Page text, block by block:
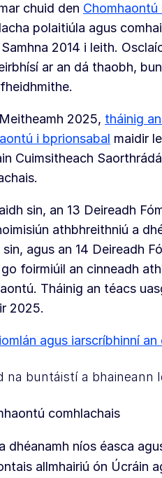
chuid den Chomhaontú
polaitiúla agus
2014 i leith.
ar an dá thaobh,
2025, tháinig
i bprionsabal maidir
Cuimsitheach
sin, an 13 Deireadh
athbhreithniú a
agus an 14 Deireadh
foirmiúil an cinneadh
Tháinig an téacs
2025.
agus iarscríbhinní
na buntáistí a bhaineann
comhlachais
dhéanamh níos éasca
allmhairiú ón Úcráin